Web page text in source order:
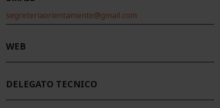
segreteriaorientamente@gmail.com
WEB
DELEGATO TECNICO